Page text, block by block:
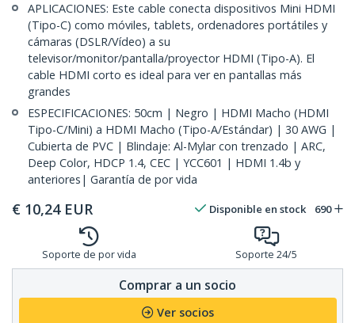
APLICACIONES: Este cable conecta dispositivos Mini HDMI
(Tipo-C) como móviles, tablets, ordenadores portátiles y
cámaras (DSLR/Vídeo) a su
televisor/monitor/pantalla/proyector HDMI (Tipo-A). El
cable HDMI corto es ideal para ver en pantallas más
grandes
ESPECIFICACIONES: 50cm | Negro | HDMI Macho (HDMI
Tipo-C/Mini) a HDMI Macho (Tipo-A/Estándar) | 30 AWG |
Cubierta de PVC | Blindaje: Al-Mylar con trenzado | ARC,
Deep Color, HDCP 1.4, CEC | YCC601 | HDMI 1.4b y
anteriores| Garantía de por vida
€ 10,24 EUR Disponible en stock 690
Soporte de por vida Soporte 24/5
Comprar a un socio
Ver socios